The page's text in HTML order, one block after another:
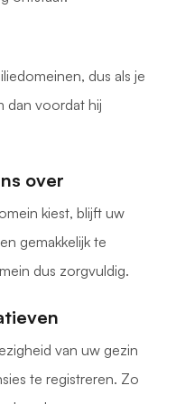
dus als je
dan voordat hij
over
kiest, blijft uw
gemakkelijk te
dus zorgvuldig.
van uw gezin
te registreren. Zo